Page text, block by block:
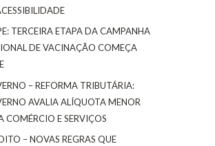
TERCEIRA ETAPA DA CAMPANHA
DE VACINAÇÃO COMEÇA
– REFORMA TRIBUTÁRIA:
AVALIA ALÍQUOTA MENOR
COMÉRCIO E SERVIÇOS
– NOVAS REGRAS QUE